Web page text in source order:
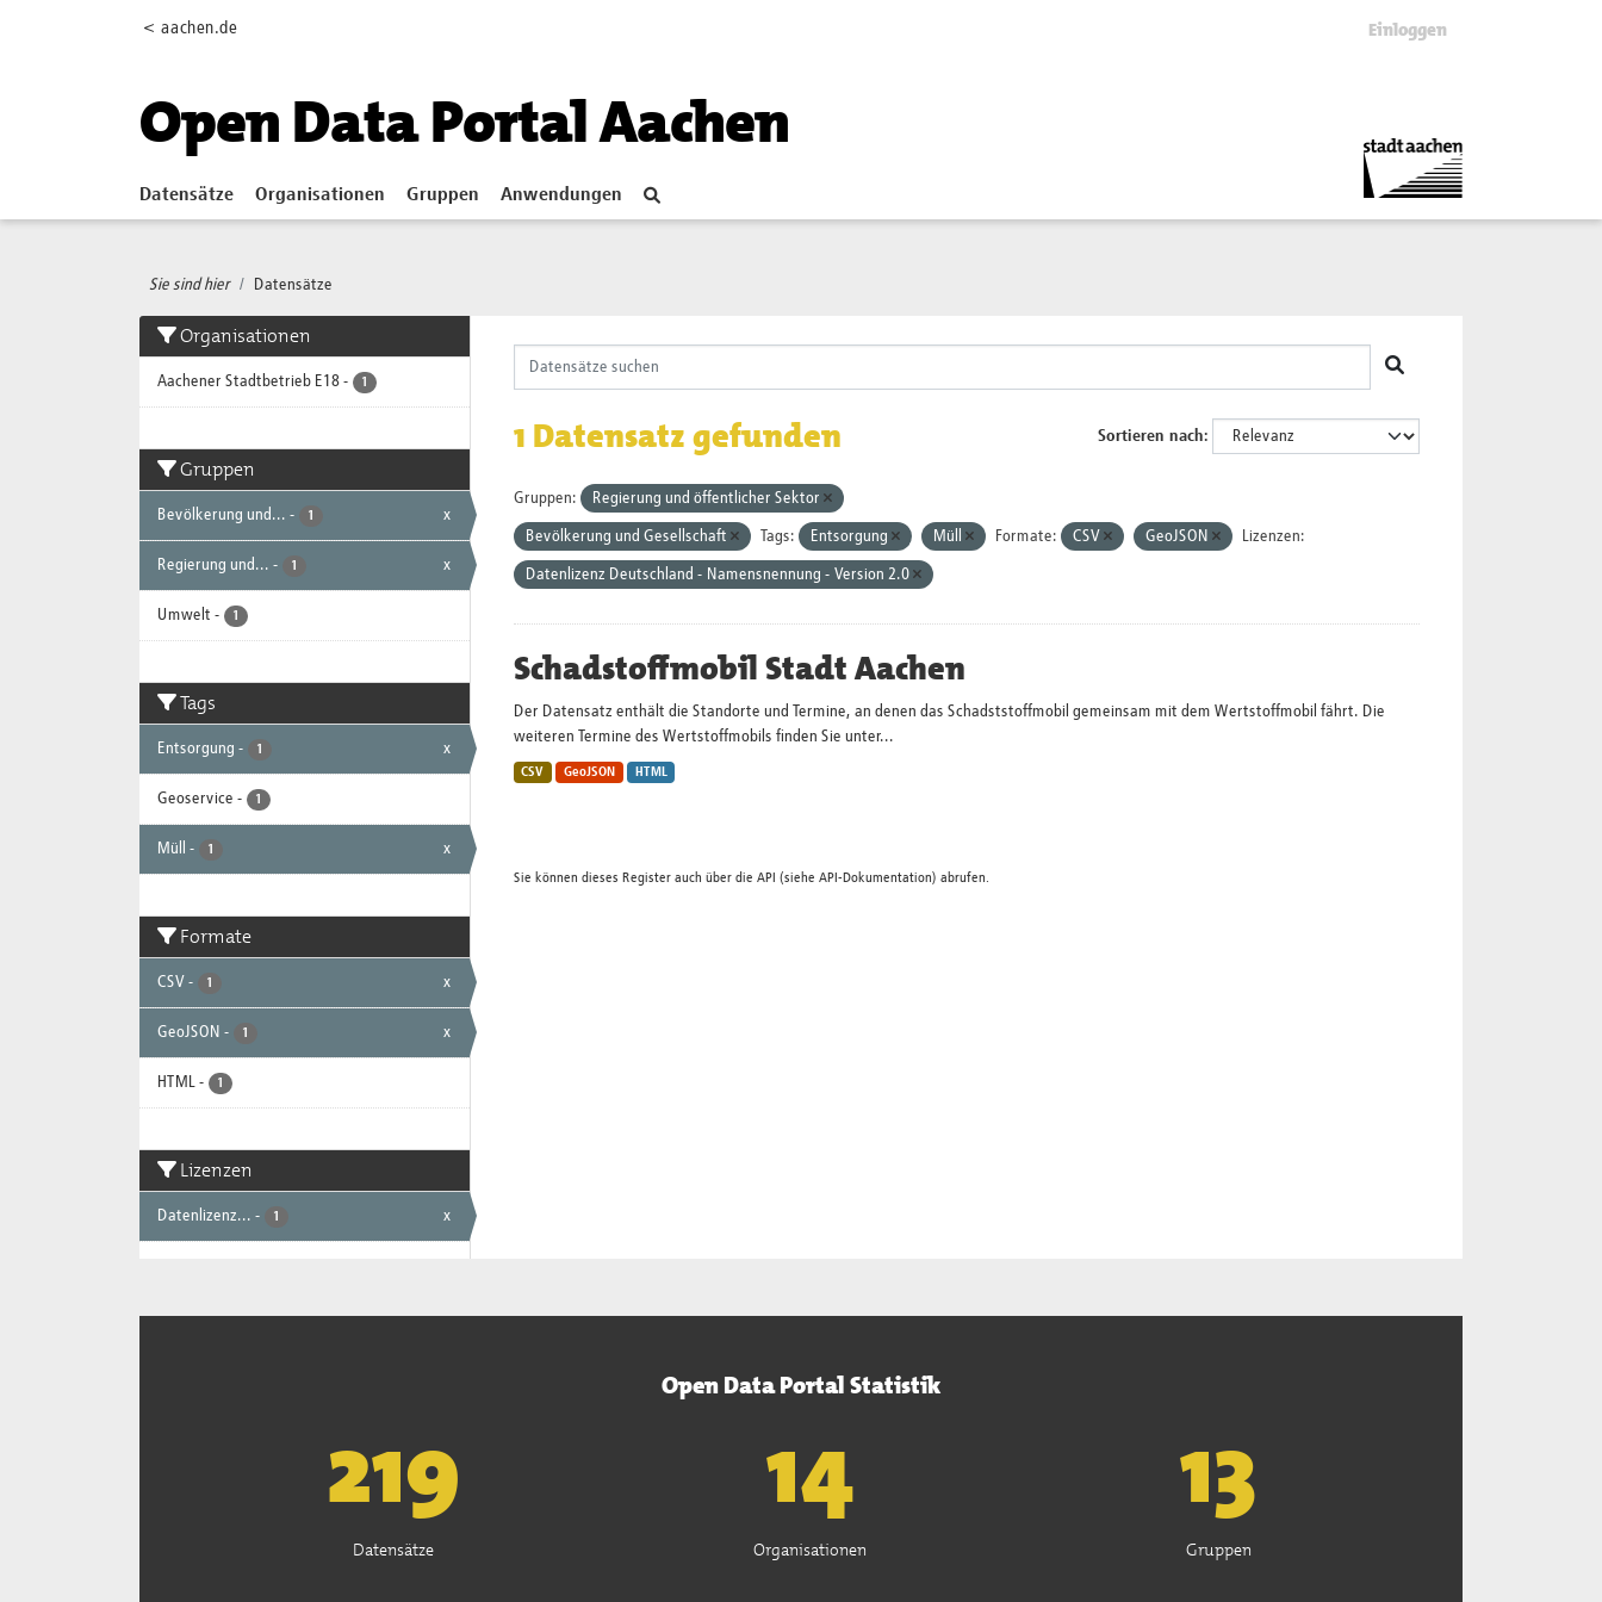
< aachen.de Einloggen
Open Data Portal Aachen
Datensätze Organisationen Gruppen Anwendungen
Sie sind hier Datensätze
Organisationen
Aachener Stadtbetrieb E18 - 1
Gruppen
Bevölkerung und... - 1 x
Regierung und... - 1 x
Umwelt - 1
Tags
Entsorgung - 1 x
Geoservice - 1
Müll - 1 x
Formate
CSV - 1 x
GeoJSON - 1 x
HTML - 1
Lizenzen
Datenlizenz... - 1 x
Sortieren nach
1 Datensatz gefunden
Gruppen: Regierung und öffentlicher Sektor
Bevölkerung und Gesellschaft Tags: Entsorgung Müll Formate: CSV GeoJSON Lizenzen:
Datenlizenz Deutschland - Namensnennung - Version 2.0
Schadstoffmobil Stadt Aachen
Der Datensatz enthält die Standorte und Termine, an denen das Schadststoffmobil gemeinsam mit dem Wertstoffmobil fährt. Die
weiteren Termine des Wertstoffmobils finden Sie unter...
CSV GeoJSON HTML
Sie können dieses Register auch über die API (siehe API-Dokumentation) abrufen.
Open Data Portal Statistik
222
Datensätze
15
Organisationen
13
Gruppen